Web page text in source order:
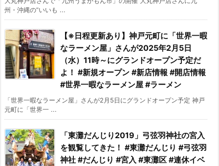
州・沖縄の”いいも ...
【※日程更新あり】神戸元町に「世界一暇
なラーメン屋」さんが2025年2月5日
（水）11時～にグランドオープン予定だ
よ！ #新規オープン #新店情報 #開店情報
#世界一暇なラーメン屋 #ラーメン
「世界一暇なラーメン屋」さんが2月5日にグランドオープン予定 神戸
元町に「世界一 ...
「東灘だんじり2019」弓弦羽神社の宮入
を観覧してきた！ #東灘だんじり #弓弦羽
神社 #だんじり #宮入 #東灘区 #連休イベ